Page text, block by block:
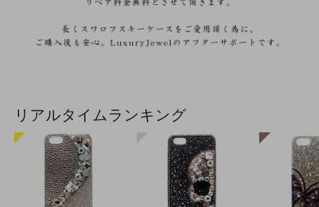
リアルタイムランキング